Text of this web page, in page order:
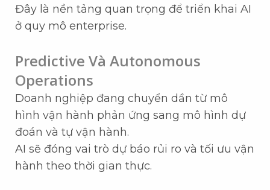
Đây là nền tảng quan trọng để triển khai AI
ở quy mô enterprise.
Predictive Và Autonomous
Operations
Doanh nghiệp đang chuyển dần từ mô
hình vận hành phản ứng sang mô hình dự
đoán và tự vận hành.
AI sẽ đóng vai trò dự báo rủi ro và tối ưu vận
hành theo thời gian thực.